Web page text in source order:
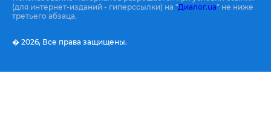
(для интернет-изданий - гиперссылки) на "Диалог.ua" не ниже
третьего абзаца.
� 2026, Все права защищены.